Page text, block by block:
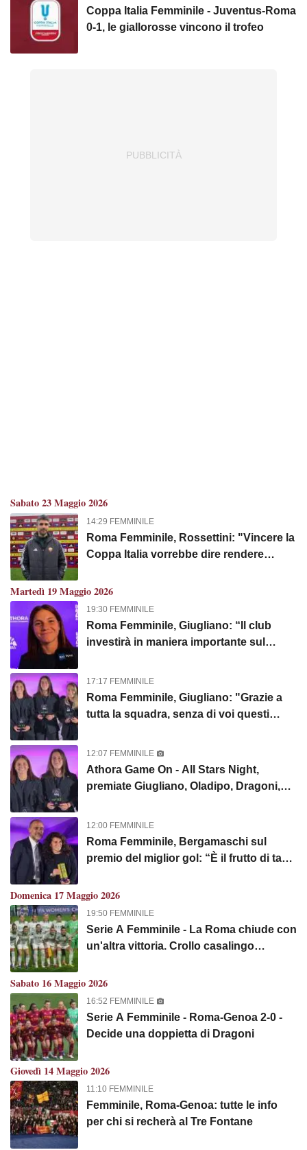
Coppa Italia Femminile - Juventus-Roma
0-1, le giallorosse vincono il trofeo
Sabato 23 Maggio 2026
14:29 FEMMINILE
Roma Femminile, Rossettini: "Vincere la
Coppa Italia vorrebbe dire rendere
Martedì 19 Maggio 2026
19:30 FEMMINILE
Roma Femminile, Giugliano: “Il club
investirà in maniera importante sul
17:17 FEMMINILE
Roma Femminile, Giugliano: "Grazie a
tutta la squadra, senza di voi questi
12:07 FEMMINILE
Athora Game On - All Stars Night,
premiate Giugliano, Oladipo, Dragoni,
12:00 FEMMINILE
Roma Femminile, Bergamaschi sul
premio del miglior gol: “È il frutto di tanti
VIDEO!
Domenica 17 Maggio 2026
19:50 FEMMINILE
Serie A Femminile - La Roma chiude con
un'altra vittoria. Crollo casalingo
Sabato 16 Maggio 2026
16:52 FEMMINILE
Serie A Femminile - Roma-Genoa 2-0 -
Decide una doppietta di Dragoni
Giovedì 14 Maggio 2026
11:10 FEMMINILE
Femminile, Roma-Genoa: tutte le info
per chi si recherà al Tre Fontane